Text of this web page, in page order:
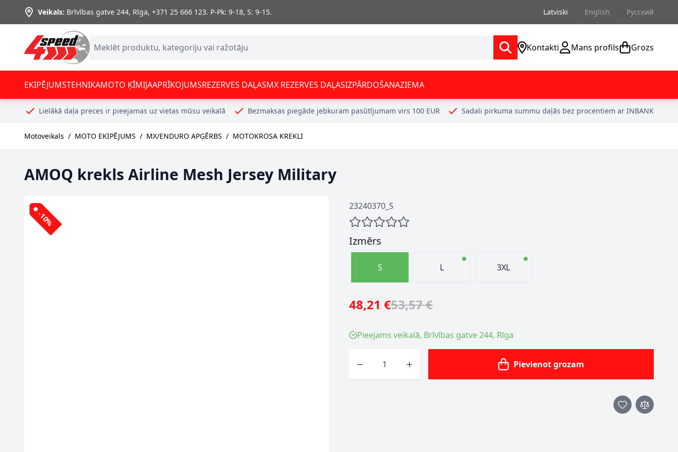
Skip to Content
Veikals: Brīvības gatve 244, Rīga, +371 25 666 123. P-Pk: 9-18, S: 9-15. Latviski English Русский
Kontakti Mans profils Grozs
EKIPĒJUMSTEHNIKAMOTO ĶĪMIJAAPRĪKOJUMSREZERVES DAĻASMX REZERVES DAĻASIZPĀRDOŠANAZIEMA
Lielākā daļa preces ir pieejamas uz vietas mūsu veikalā Bezmaksas piegāde jebkuram pasūtījumam virs 100 EUR Sadali pirkuma summu daļās bez procentiem ar INBANK
Motoveikals / MOTO EKIPĒJUMS / MX/ENDURO APĢĒRBS / MOTOKROSA KREKLI
AMOQ krekls Airline Mesh Jersey Military
23240370_S
-10%
Izmērs
S L 3XL
48,21 €53,57 €
Pieejams veikalā, Brīvības gatve 244, Rīga
Pievienot grozam